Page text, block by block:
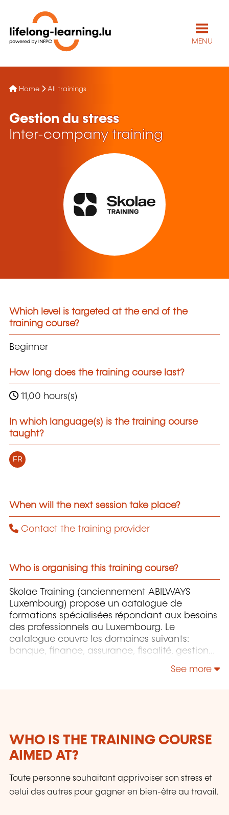
MENU
Home All trainings
Gestion du stress
Inter-company training
Which level is targeted at the end of the
training course?
Beginner
How long does the training course last?
11,00 hours(s)
In which language(s) is the training course
taught?
FR
When will the next session take place?
Contact the training provider
Who is organising this training course?
Skolae Training (anciennement ABILWAYS
Luxembourg) propose un catalogue de
formations spécialisées répondant aux besoins
des professionnels au Luxembourg. Le
catalogue couvre les domaines suivants:
banque, finance, assurance, fiscalité, gestion
sociétés et des affaires, ressources humaines,
See more
WHO IS THE TRAINING COURSE
AIMED AT?
Toute personne souhaitant apprivoiser son stress et
celui des autres pour gagner en bien-être au travail.